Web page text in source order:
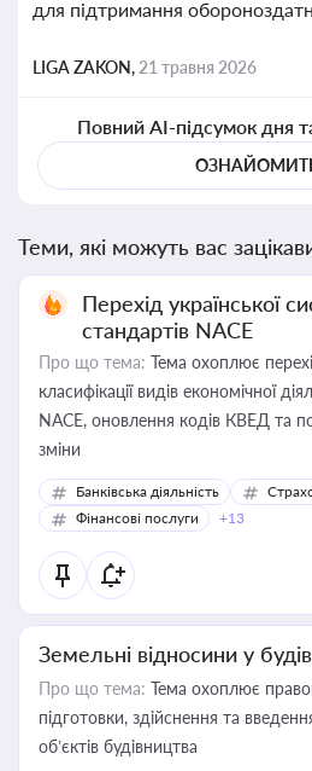
для підтримання
LIGA ZAKON, 21 травня 2026
Повний AI-підсумок дня
Теми, які можуть вас
Перехід української
стандартів NACE
Про що тема: Тема охоплює
класифікації видів економічної
NACE, оновлення кодів КВЕД та
зміни
Банківська діяльність
Фінансові послуги
+13
Земельні відносини у
Про що тема: Тема охоплює
підготовки, здійснення та
об’єктів будівництва